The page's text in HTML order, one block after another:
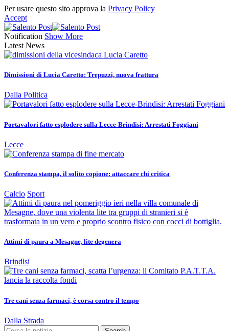
Per usare questo sito approva la Privacy Policy
Accept
Notification Show More
Latest News
Dimissioni di Lucia Caretto: Trepuzzi, nuova frattura
Dalla Politica
Portavalori fatto esplodere sulla Lecce-Brindisi: Arrestati Foggiani
Lecce
Conferenza stampa, il solito copione: attaccare chi critica
Calcio Sport
Attimi di paura a Mesagne, lite degenera
Brindisi
Tre cani senza farmaci, è corsa contro il tempo
Dalla Strada